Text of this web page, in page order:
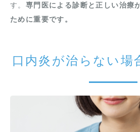
す。 専門医による診断と正しい治療
ために重要です。
口内炎が治らない場